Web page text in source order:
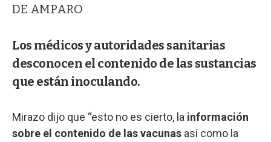
DE AMPARO
Los médicos y autoridades sanitarias
desconocen el contenido de las sustancias
que están inoculando.
Mirazo dijo que “esto no es cierto, la información
sobre el contenido de las vacunas así como la